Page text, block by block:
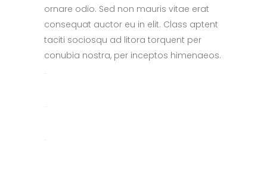
ornare odio. Sed non mauris vitae erat
consequat auctor eu in elit. Class aptent
taciti sociosqu ad litora torquent per
conubia nostra, per inceptos himenaeos.